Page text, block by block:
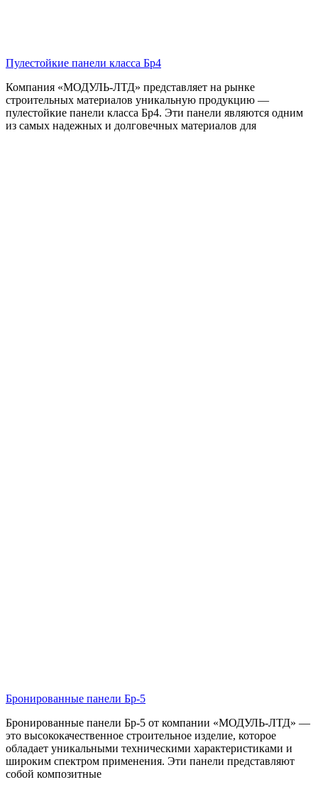
Пулестойкие панели класса Бр4
Компания «МОДУЛЬ-ЛТД» представляет на рынке
строительных материалов уникальную продукцию —
пулестойкие панели класса Бр4. Эти панели являются одним
из самых надежных и долговечных материалов для
Бронированные панели Бр-5
Бронированные панели Бр-5 от компании «МОДУЛЬ-ЛТД» —
это высококачественное строительное изделие, которое
обладает уникальными техническими характеристиками и
широким спектром применения. Эти панели представляют
собой композитные